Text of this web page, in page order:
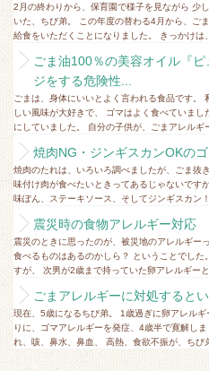
2月の終わりから、保育園で様子を見ながら 少
いた、ちび弟。 この年度の替わる4月から、ご
給食をいただくことになりました。 きっかけは
ごま油100％の美容オイル『
ジをする危険性...
ごまは、身体にいいとよく言われる食品です。
しい風味が大好きで、 ゴマはよく食べていま
にしていました。 自分の子供が、ごまアレルギ
焼肉NG・ジンギスカンOKの
焼肉のたれは、いろいろ調べましたが、ごま抜
味付け肉が食べたいときってあるじゃないです
味ぽん、ステーキソース、そしてジンギスカン
震災時の食物アレルギー対応
震災のときに思ったのが、被災地のアレルギー
食べるものはあるのかしら？ ということでし
すが、 次男が2歳まで持っていた卵アレルギー
ごまアレルギーに対処すると
現在、5歳になるちび弟。 1歳過ぎに卵アレル
りに、ゴマアレルギーを発症、4歳半で寛解し
れ、咳、鼻水、鼻血、 高熱、食欲不振が、ちび